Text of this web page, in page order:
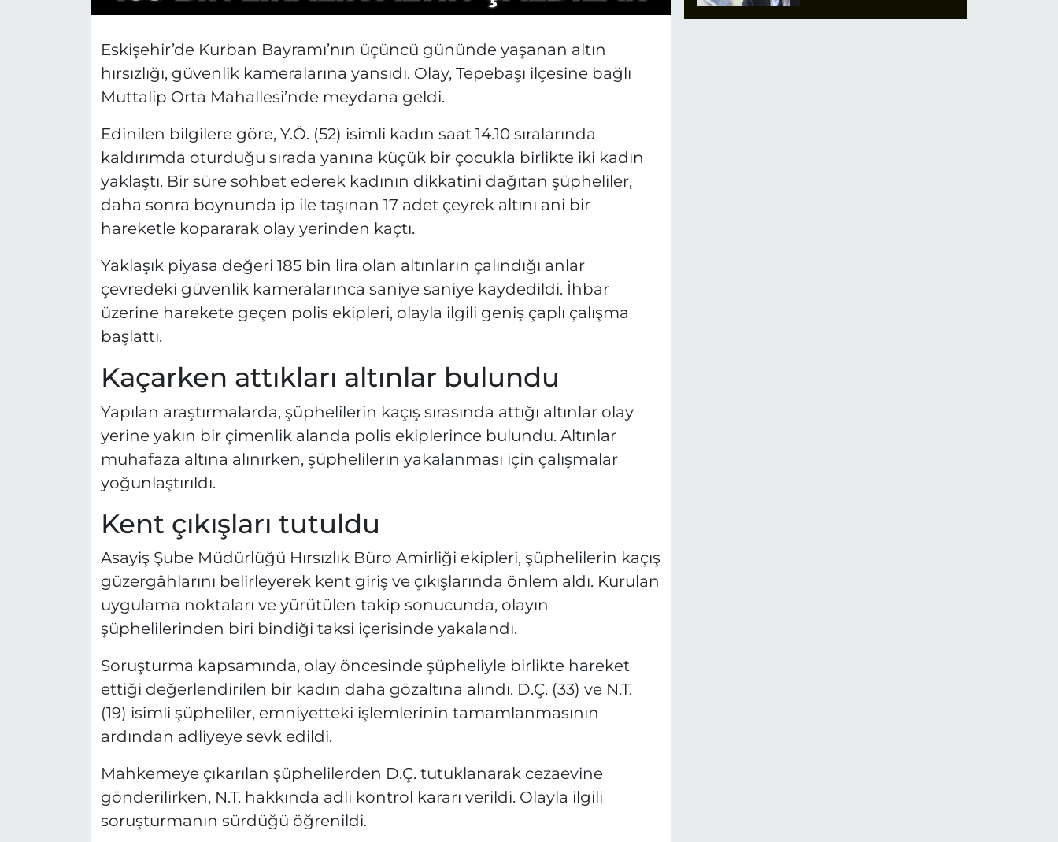
Eskişehir’de Kurban Bayramı’nın üçüncü gününde yaşanan altın
hırsızlığı, güvenlik kameralarına yansıdı. Olay, Tepebaşı ilçesine bağlı
Muttalip Orta Mahallesi’nde meydana geldi.
Edinilen bilgilere göre, Y.Ö. (52) isimli kadın saat 14.10 sıralarında
kaldırımda oturduğu sırada yanına küçük bir çocukla birlikte iki kadın
yaklaştı. Bir süre sohbet ederek kadının dikkatini dağıtan şüpheliler,
daha sonra boynunda ip ile taşınan 17 adet çeyrek altını ani bir
hareketle kopararak olay yerinden kaçtı.
Yaklaşık piyasa değeri 185 bin lira olan altınların çalındığı anlar
çevredeki güvenlik kameralarınca saniye saniye kaydedildi. İhbar
üzerine harekete geçen polis ekipleri, olayla ilgili geniş çaplı çalışma
başlattı.
Kaçarken attıkları altınlar bulundu
Yapılan araştırmalarda, şüphelilerin kaçış sırasında attığı altınlar olay
yerine yakın bir çimenlik alanda polis ekiplerince bulundu. Altınlar
muhafaza altına alınırken, şüphelilerin yakalanması için çalışmalar
yoğunlaştırıldı.
Kent çıkışları tutuldu
Asayiş Şube Müdürlüğü Hırsızlık Büro Amirliği ekipleri, şüphelilerin kaçış
güzergâhlarını belirleyerek kent giriş ve çıkışlarında önlem aldı. Kurulan
uygulama noktaları ve yürütülen takip sonucunda, olayın
şüphelilerinden biri bindiği taksi içerisinde yakalandı.
Soruşturma kapsamında, olay öncesinde şüpheliyle birlikte hareket
ettiği değerlendirilen bir kadın daha gözaltına alındı. D.Ç. (33) ve N.T.
(19) isimli şüpheliler, emniyetteki işlemlerinin tamamlanmasının
ardından adliyeye sevk edildi.
Mahkemeye çıkarılan şüphelilerden D.Ç. tutuklanarak cezaevine
gönderilirken, N.T. hakkında adli kontrol kararı verildi. Olayla ilgili
soruşturmanın sürdüğü öğrenildi.
İçin Net Rakam